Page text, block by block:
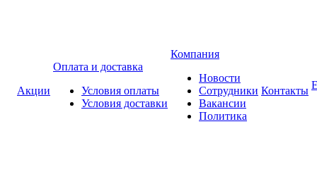
Акции
Оплата и доставка
Условия оплаты
Условия доставки
Компания
Новости
Сотрудники
Вакансии
Политика
Контакты